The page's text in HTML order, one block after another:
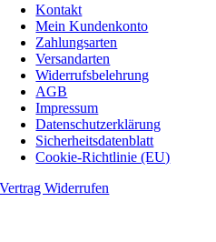
Kontakt
Mein Kundenkonto
Zahlungsarten
Versandarten
Widerrufsbelehrung
AGB
Impressum
Datenschutzerklärung
Sicherheitsdatenblatt
Cookie-Richtlinie (EU)
Vertrag Widerrufen